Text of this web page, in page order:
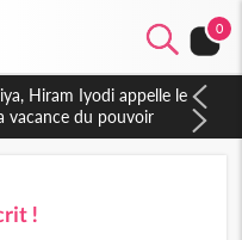
0
Hiram Iyodi appelle le
vacance du pouvoir
!